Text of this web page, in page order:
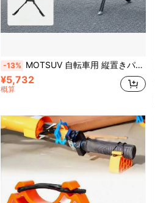
-13% MOTSUV 自転車用 縦置きパーキングスタンド メンテナンスラック ポータブル 簡易設置 アルミ合金製 デュアルサポート脚付き
¥5,732
概算